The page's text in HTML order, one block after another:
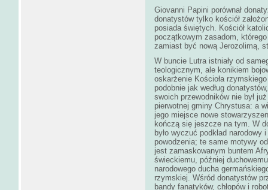
Giovanni Papini porównał
donatystów tylko kościół
posiada świętych. Kościół
początkowym zasadom,
zamiast być nową Jerozolimą,
W buncie Lutra istniały od
teologicznym, ale konikiem
oskarżenie Kościoła
podobnie jak według
swoich przewodników nie był
pierwotnej gminy Chrystusa: a
jego miejsce nowe
kończą się jeszcze na tym. W
było wyczuć podkład
powodzenia; te same motywy
jest zamaskowanym buntem
świeckiemu, później
narodowego ducha
rzymskiej. Wśród donatystów
bandy fanatyków, chłopów i